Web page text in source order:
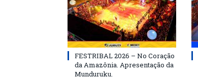
FESTRIBAL 2026 – No Coração
da Amazônia. Apresentação da
Munduruku.